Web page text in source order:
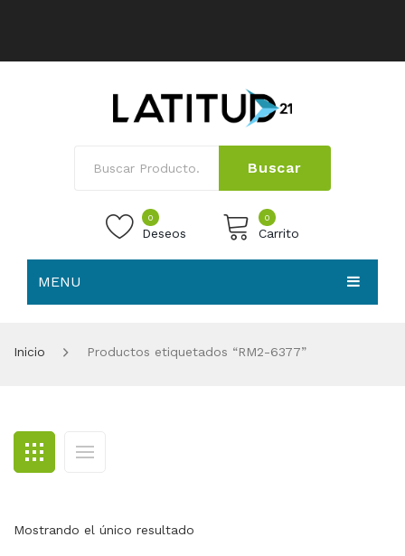
Buscar
0
Deseos
0
Carrito
MENU
BLOG
CONTACTO
Inicio Productos etiquetados “RM2-6377”
Mostrando el único resultado